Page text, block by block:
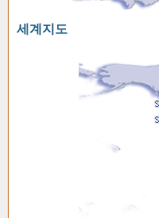
세계지도